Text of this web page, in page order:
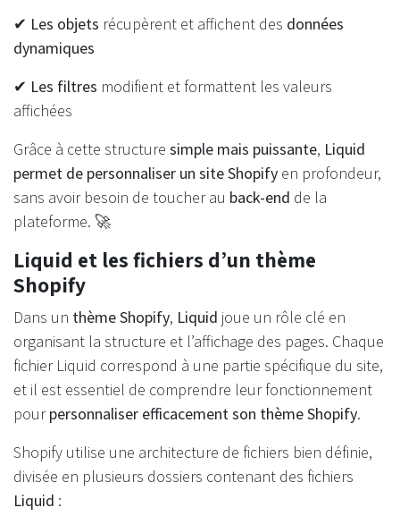
✔ Les objets récupèrent et affichent des données
dynamiques
✔ Les filtres modifient et formattent les valeurs
affichées
Grâce à cette structure simple mais puissante, Liquid
permet de personnaliser un site Shopify en profondeur,
sans avoir besoin de toucher au back-end de la
plateforme. 🚀
Liquid et les fichiers d’un thème
Shopify
Dans un thème Shopify, Liquid joue un rôle clé en
organisant la structure et l’affichage des pages. Chaque
fichier Liquid correspond à une partie spécifique du site,
et il est essentiel de comprendre leur fonctionnement
pourpersonnaliser efficacement son thème Shopify.
Shopify utilise une architecture de fichiers bien définie,
divisée en plusieurs dossiers contenant des fichiers
Liquid :